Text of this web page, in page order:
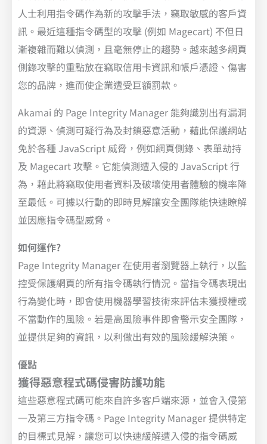
人士利用指令碼作為新的攻擊手法，竊取敏感的客戶資
訊。最近這種指令碼型的攻擊 (例如 Magecart) 不但日
漸複雜而難以偵測，且毫無停止的趨勢。越來越多網頁
側錄攻擊的重點放在竊取信用卡資訊和帳戶憑證、傷害
您的品牌，進而使企業遭受巨額罰款。
Akamai 的 Page Integrity Manager 能夠識別出有漏洞
的資源、偵測可疑行為及封鎖惡意活動，藉此保護網站
免於各種 JavaScript 威脅，例如網頁側錄、表單劫持
及 Magecart 攻擊。它能偵測遭入侵的 JavaScript 行
為，藉此將竊取使用者資料及破壞使用者體驗的機率降
至最低。可據以行動的即時見解讓安全團隊能快速瞭解
並因應指令碼型威脅。
如何運作?
Page Integrity Manager 在使用者瀏覽器上執行，以監
控受保護網頁的所有指令碼執行情況。當指令碼表現出
行為變化時，即會使用機器學習技術來評估未獲授權或
不當動作的風險。若是高風險事件即會警示安全團隊，
並提供足夠的資訊，以利做出有效的風險緩解決策。
優點
獲得惡意程式碼侵害防護功能
這些惡意程式碼可能來自許多客戶端來源，並會入侵第
一及第三方指令碼。Page Integrity Manager 提供特定
的目標式見解，讓您可以快速緩解遭入侵的指令碼威